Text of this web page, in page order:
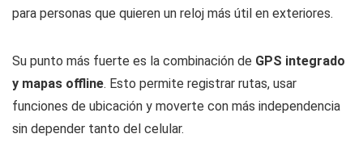
para personas que quieren un reloj más útil en exteriores.
Su punto más fuerte es la combinación de GPS integrado
y mapas offline. Esto permite registrar rutas, usar
funciones de ubicación y moverte con más independencia
sin depender tanto del celular.